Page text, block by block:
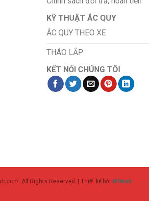
KỸ THUẬT ẮC QUY
ẮC QUY THEO XE
THÁO LẮP
KẾT NỐI CHÚNG TÔI
All Rights Reserved. | Thiết kế bởi WiWeb